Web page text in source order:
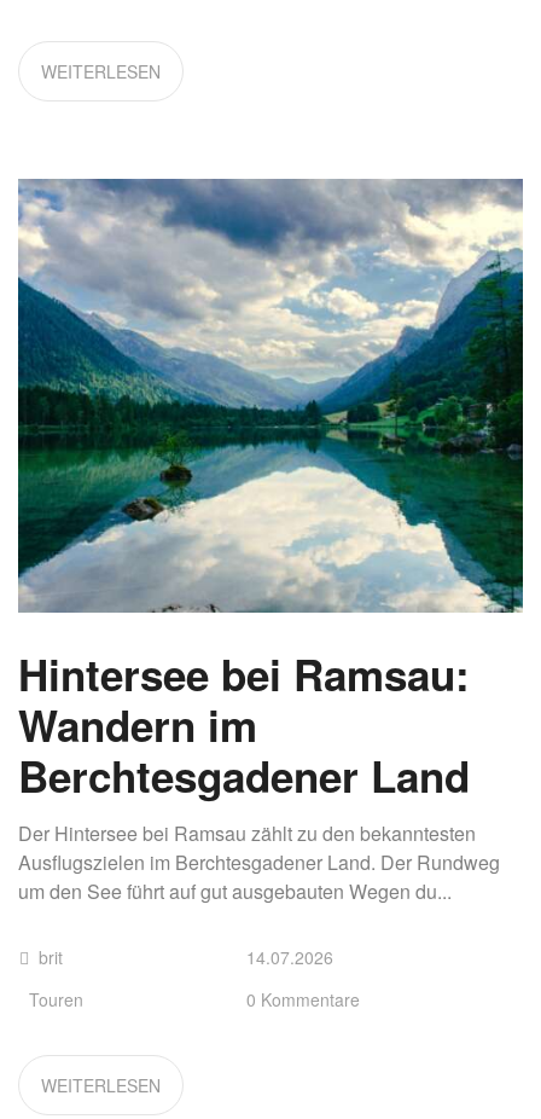
WEITERLESEN
Hintersee bei Ramsau:
Wandern im
Berchtesgadener Land
Der Hintersee bei Ramsau zählt zu den bekanntesten
Ausflugszielen im Berchtesgadener Land. Der Rundweg
um den See führt auf gut ausgebauten Wegen du...
brit
Touren
14.07.2026
0 Kommentare
WEITERLESEN